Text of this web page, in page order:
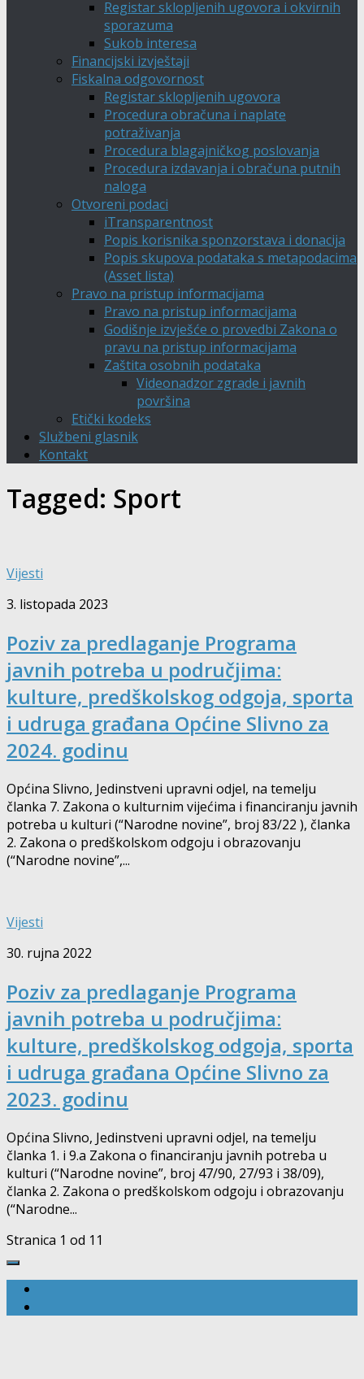
Registar sklopljenih ugovora i okvirnih
sporazuma
Sukob interesa
Financijski izvještaji
Fiskalna odgovornost
Registar sklopljenih ugovora
Procedura obračuna i naplate
potraživanja
Procedura blagajničkog poslovanja
Procedura izdavanja i obračuna putnih
naloga
Otvoreni podaci
iTransparentnost
Popis korisnika sponzorstava i donacija
Popis skupova podataka s metapodacima
(Asset lista)
Pravo na pristup informacijama
Pravo na pristup informacijama
Godišnje izvješće o provedbi Zakona o
pravu na pristup informacijama
Zaštita osobnih podataka
Videonadzor zgrade i javnih
površina
Etički kodeks
Službeni glasnik
Kontakt
Tagged: Sport
Vijesti
3. listopada 2023
Poziv za predlaganje Programa
javnih potreba u područjima:
kulture, predškolskog odgoja, sporta
i udruga građana Općine Slivno za
2024. godinu
Općina Slivno, Jedinstveni upravni odjel, na temelju
članka 7. Zakona o kulturnim vijećima i financiranju javnih
potreba u kulturi (“Narodne novine”, broj 83/22 ), članka
2. Zakona o predškolskom odgoju i obrazovanju
(“Narodne novine”,...
Vijesti
30. rujna 2022
Poziv za predlaganje Programa
javnih potreba u područjima:
kulture, predškolskog odgoja, sporta
i udruga građana Općine Slivno za
2023. godinu
Općina Slivno, Jedinstveni upravni odjel, na temelju
članka 1. i 9.a Zakona o financiranju javnih potreba u
kulturi (“Narodne novine”, broj 47/90, 27/93 i 38/09),
članka 2. Zakona o predškolskom odgoju i obrazovanju
(“Narodne...
Stranica 1 od 1 1